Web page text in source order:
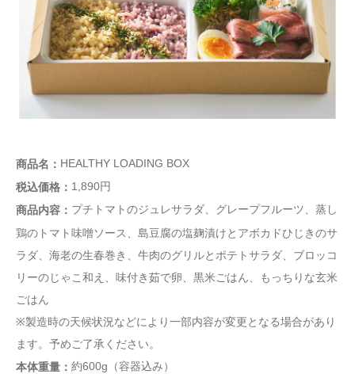
商品名： HEALTHY LOADING BOX
税込価格： 1,890円
商品内容： プチトマトのジュレサラダ、グレープフルーツ、蒸し
鶏のトマト味噌ソース、島豆腐の塩麹漬けとアボカドひじきのサ
ラダ、海老の生春巻き、牛肉のグリルとポテトサラダ、ブロッコ
リーのじゃこ和え、味付き茹で卵、黒米ごはん、もっちりな玄米
ごはん
※製造時の天候状況などにより一部内容が変更となる場合があり
ます。予めご了承ください。
本体重量： 約600g（容器込み）